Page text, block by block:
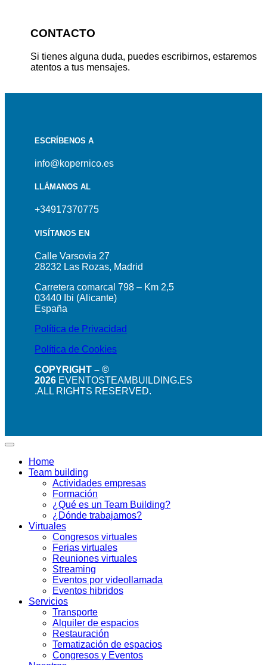
CONTACTO
Si tienes alguna duda, puedes escribirnos, estaremos
atentos a tus mensajes.
ESCRÍBENOS A
info@kopernico.es
LLÁMANOS AL
+34917370775
VISÍTANOS EN
Calle Varsovia 27
28232 Las Rozas, Madrid
Carretera comarcal 798 – Km 2,5
03440 Ibi (Alicante)
España
Política de Privacidad
Política de Cookies
COPYRIGHT – ©
2026 EVENTOSTEAMBUILDING.ES
.ALL RIGHTS RESERVED.
Home
Team building
Actividades empresas
Formación
¿Qué es un Team Building?
¿Dónde trabajamos?
Virtuales
Congresos virtuales
Ferias virtuales
Reuniones virtuales
Streaming
Eventos por videollamada
Eventos hibridos
Servicios
Transporte
Alquiler de espacios
Restauración
Tematización de espacios
Congresos y Eventos